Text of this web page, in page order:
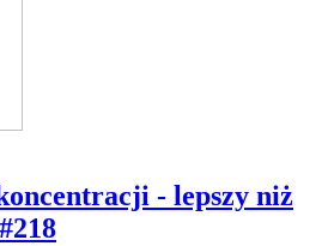
- lepszy niż